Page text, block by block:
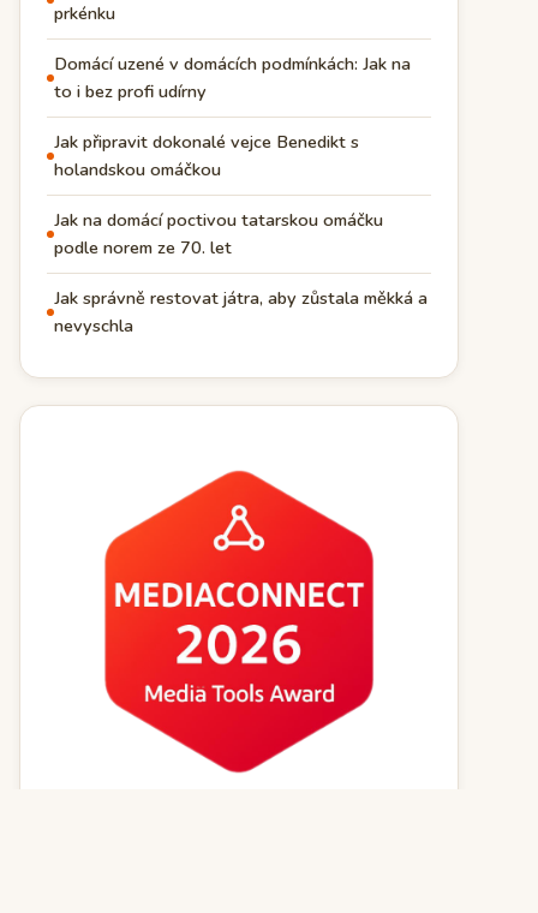
prkénku
Domácí uzené v domácích podmínkách: Jak na
to i bez profi udírny
Jak připravit dokonalé vejce Benedikt s
holandskou omáčkou
Jak na domácí poctivou tatarskou omáčku
podle norem ze 70. let
Jak správně restovat játra, aby zůstala měkká a
nevyschla